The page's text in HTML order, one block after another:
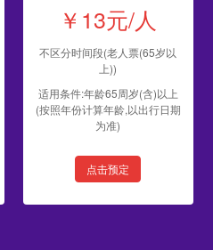
￥13元/人
不区分时间段(老人票(65岁以
上))
适用条件:年龄65周岁(含)以上
(按照年份计算年龄,以出行日期
为准)
点击预定